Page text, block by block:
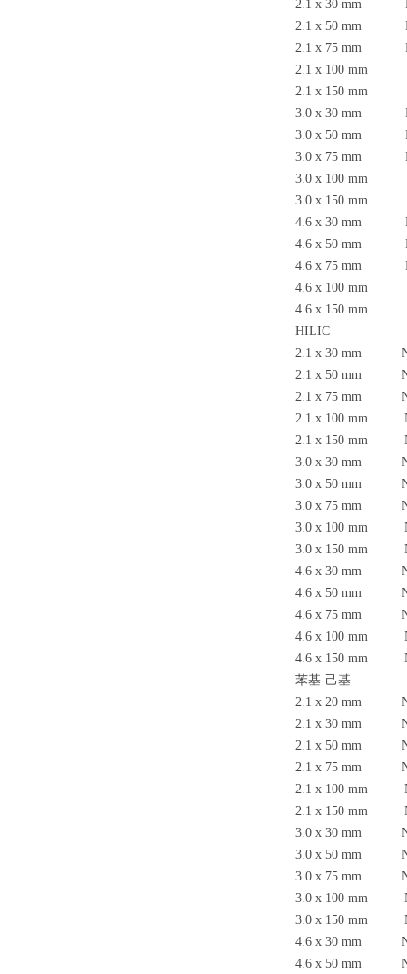
2.1 x 30 mm
2.1 x 50 mm
2.1 x 75 mm
2.1 x 100 mm
2.1 x 150 mm
3.0 x 30 mm
3.0 x 50 mm
3.0 x 75 mm
3.0 x 100 mm
3.0 x 150 mm
4.6 x 30 mm
4.6 x 50 mm
4.6 x 75 mm
4.6 x 100 mm
4.6 x 150 mm
HILIC
2.1 x 30 mm
2.1 x 50 mm
2.1 x 75 mm
2.1 x 100 mm
2.1 x 150 mm
3.0 x 30 mm
3.0 x 50 mm
3.0 x 75 mm
3.0 x 100 mm
3.0 x 150 mm
4.6 x 30 mm
4.6 x 50 mm
4.6 x 75 mm
4.6 x 100 mm
4.6 x 150 mm
苯基-己基
2.1 x 20 mm
2.1 x 30 mm
2.1 x 50 mm
2.1 x 75 mm
2.1 x 100 mm
2.1 x 150 mm
3.0 x 30 mm
3.0 x 50 mm
3.0 x 75 mm
3.0 x 100 mm
3.0 x 150 mm
4.6 x 30 mm
4.6 x 50 mm